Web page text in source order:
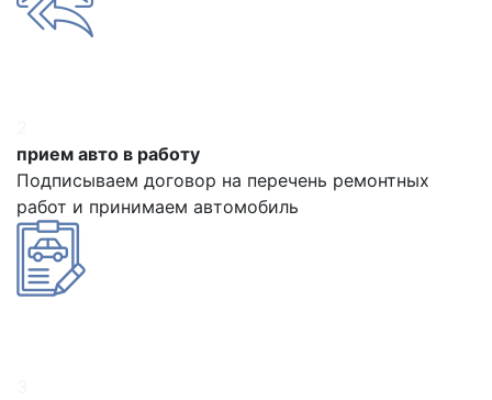
прием авто в работу
Подписываем договор на перечень ремонтных
работ и принимаем автомобиль